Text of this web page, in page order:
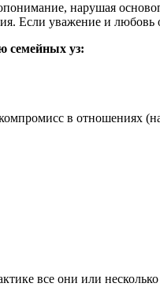
нарушая
Если уважение и любовь
семейных уз:
в отношениях
все они или